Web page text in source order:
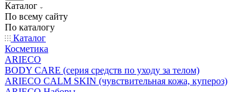
Каталог
По всему сайту
По каталогу
Каталог
Косметика
ARIECO
BODY CARE (серия средств по уходу за телом)
ARIECO CALM SKIN (чувствительная кожа, купероз)